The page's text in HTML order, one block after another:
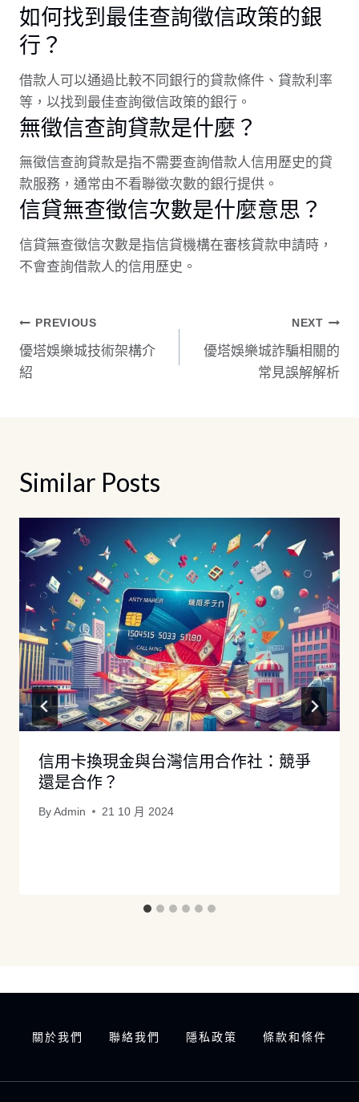
如何找到最佳查詢徵信政策的銀
行？
借款人可以通過比較不同銀行的貸款條件、貸款利率
等，以找到最佳查詢徵信政策的銀行。
無徵信查詢貸款是什麼？
無徵信查詢貸款是指不需要查詢借款人信用歷史的貸
款服務，通常由不看聯徵次數的銀行提供。
信貸無查徵信次數是什麼意思？
信貸無查徵信次數是指信貸機構在審核貸款申請時，
不會查詢借款人的信用歷史。
文
章
PREVIOUS
優塔娛樂城技術架構介
紹
NEXT
優塔娛樂城詐騙相關的
常見誤解解析
Similar Posts
信用卡換現金與台灣信用合作社：競爭
還是合作？
By Admin 21 10 月 2024
關於我們 聯絡我們 隱私政策 條款和條件